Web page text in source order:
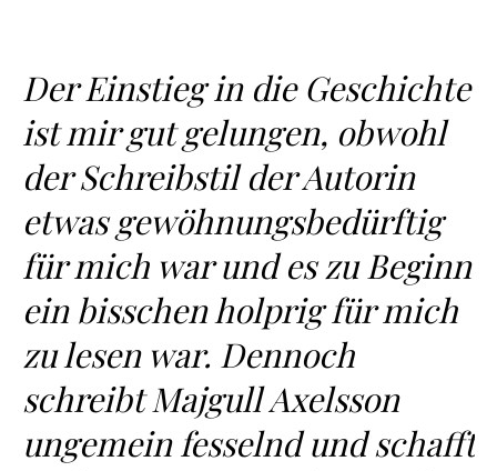
Der Einstieg in die Geschichte
ist mir gut gelungen, obwohl
der Schreibstil der Autorin
etwas gewöhnungsbedürftig
für mich war und es zu Beginn
ein bisschen holprig für mich
zu lesen war. Dennoch
schreibt Majgull Axelsson
ungemein fesselnd und schafft